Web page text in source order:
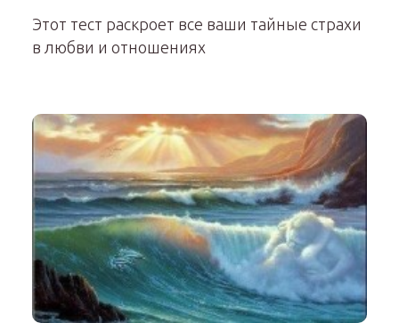
Этот тест раскроет все ваши тайные страхи
в любви и отношениях